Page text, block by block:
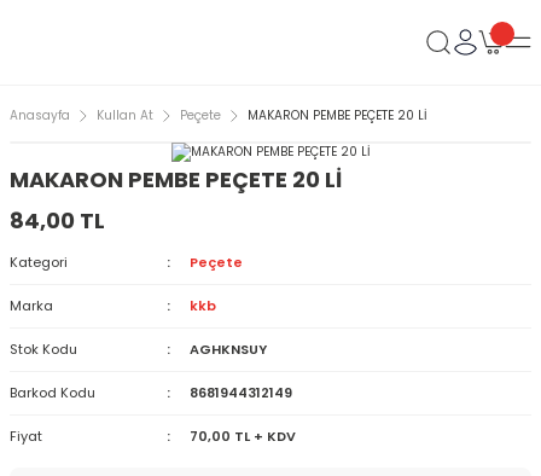
Anasayfa Kullan At Peçete MAKARON PEMBE PEÇETE 20 Lİ
MAKARON PEMBE PEÇETE 20 Lİ
84,00 TL
Kategori Peçete
Marka kkb
Stok Kodu AGHKNSUY
Barkod Kodu 8681944312149
Fiyat 70,00 TL + KDV